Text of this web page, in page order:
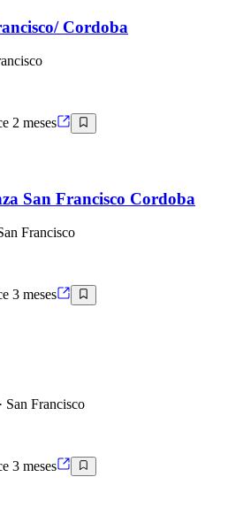
Cordoba
2 meses
San Francisco Cordoba
Francisco
3 meses
· San Francisco
3 meses